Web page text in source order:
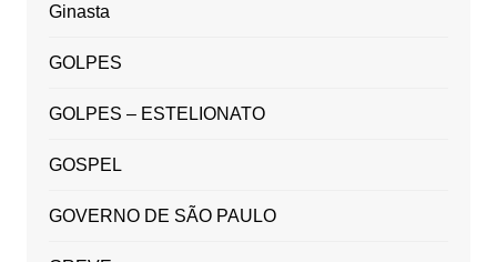
Ginasta
GOLPES
GOLPES – ESTELIONATO
GOSPEL
GOVERNO DE SÃO PAULO